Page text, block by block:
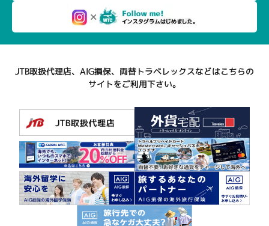
JTB取扱代理店、AIG損保、両替トラベレックスなどはこちらの
サイトをご利用下さい。